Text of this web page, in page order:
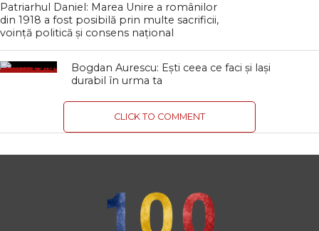
Patriarhul Daniel: Marea Unire a românilor
din 1918 a fost posibilă prin multe sacrificii,
voință politică şi consens național
Bogdan Aurescu: Eşti ceea ce faci şi laşi
durabil în urma ta
CLICK TO COMMENT